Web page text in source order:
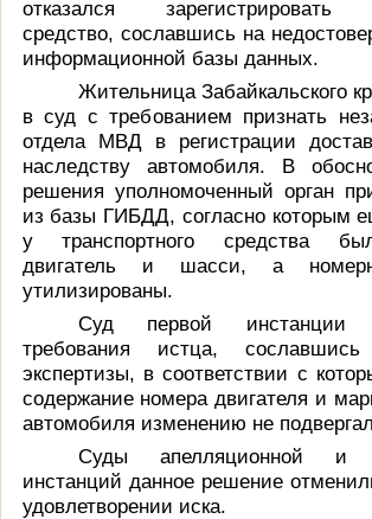
отказался зарегистрировать
средство, сославшись на
информационной базы данных.
Жительница Забайкальского
в суд с требованием признать
отдела МВД в регистрации
наследству автомобиля. В
решения уполномоченный орган
из базы ГИБДД, согласно которым
у транспортного средства
двигатель и шасси, а
утилизированы.
Суд первой инстанции
требования истца,
экспертизы, в соответствии с
содержание номера двигателя и
автомобиля изменению не
Суды апелляционной и
инстанций данное решение
удовлетворении иска.